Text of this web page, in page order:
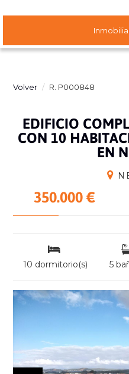
Volver R. P000848
EDIFICIO
CON 10
EN
350.000 €
10 dormitorio(s) 5